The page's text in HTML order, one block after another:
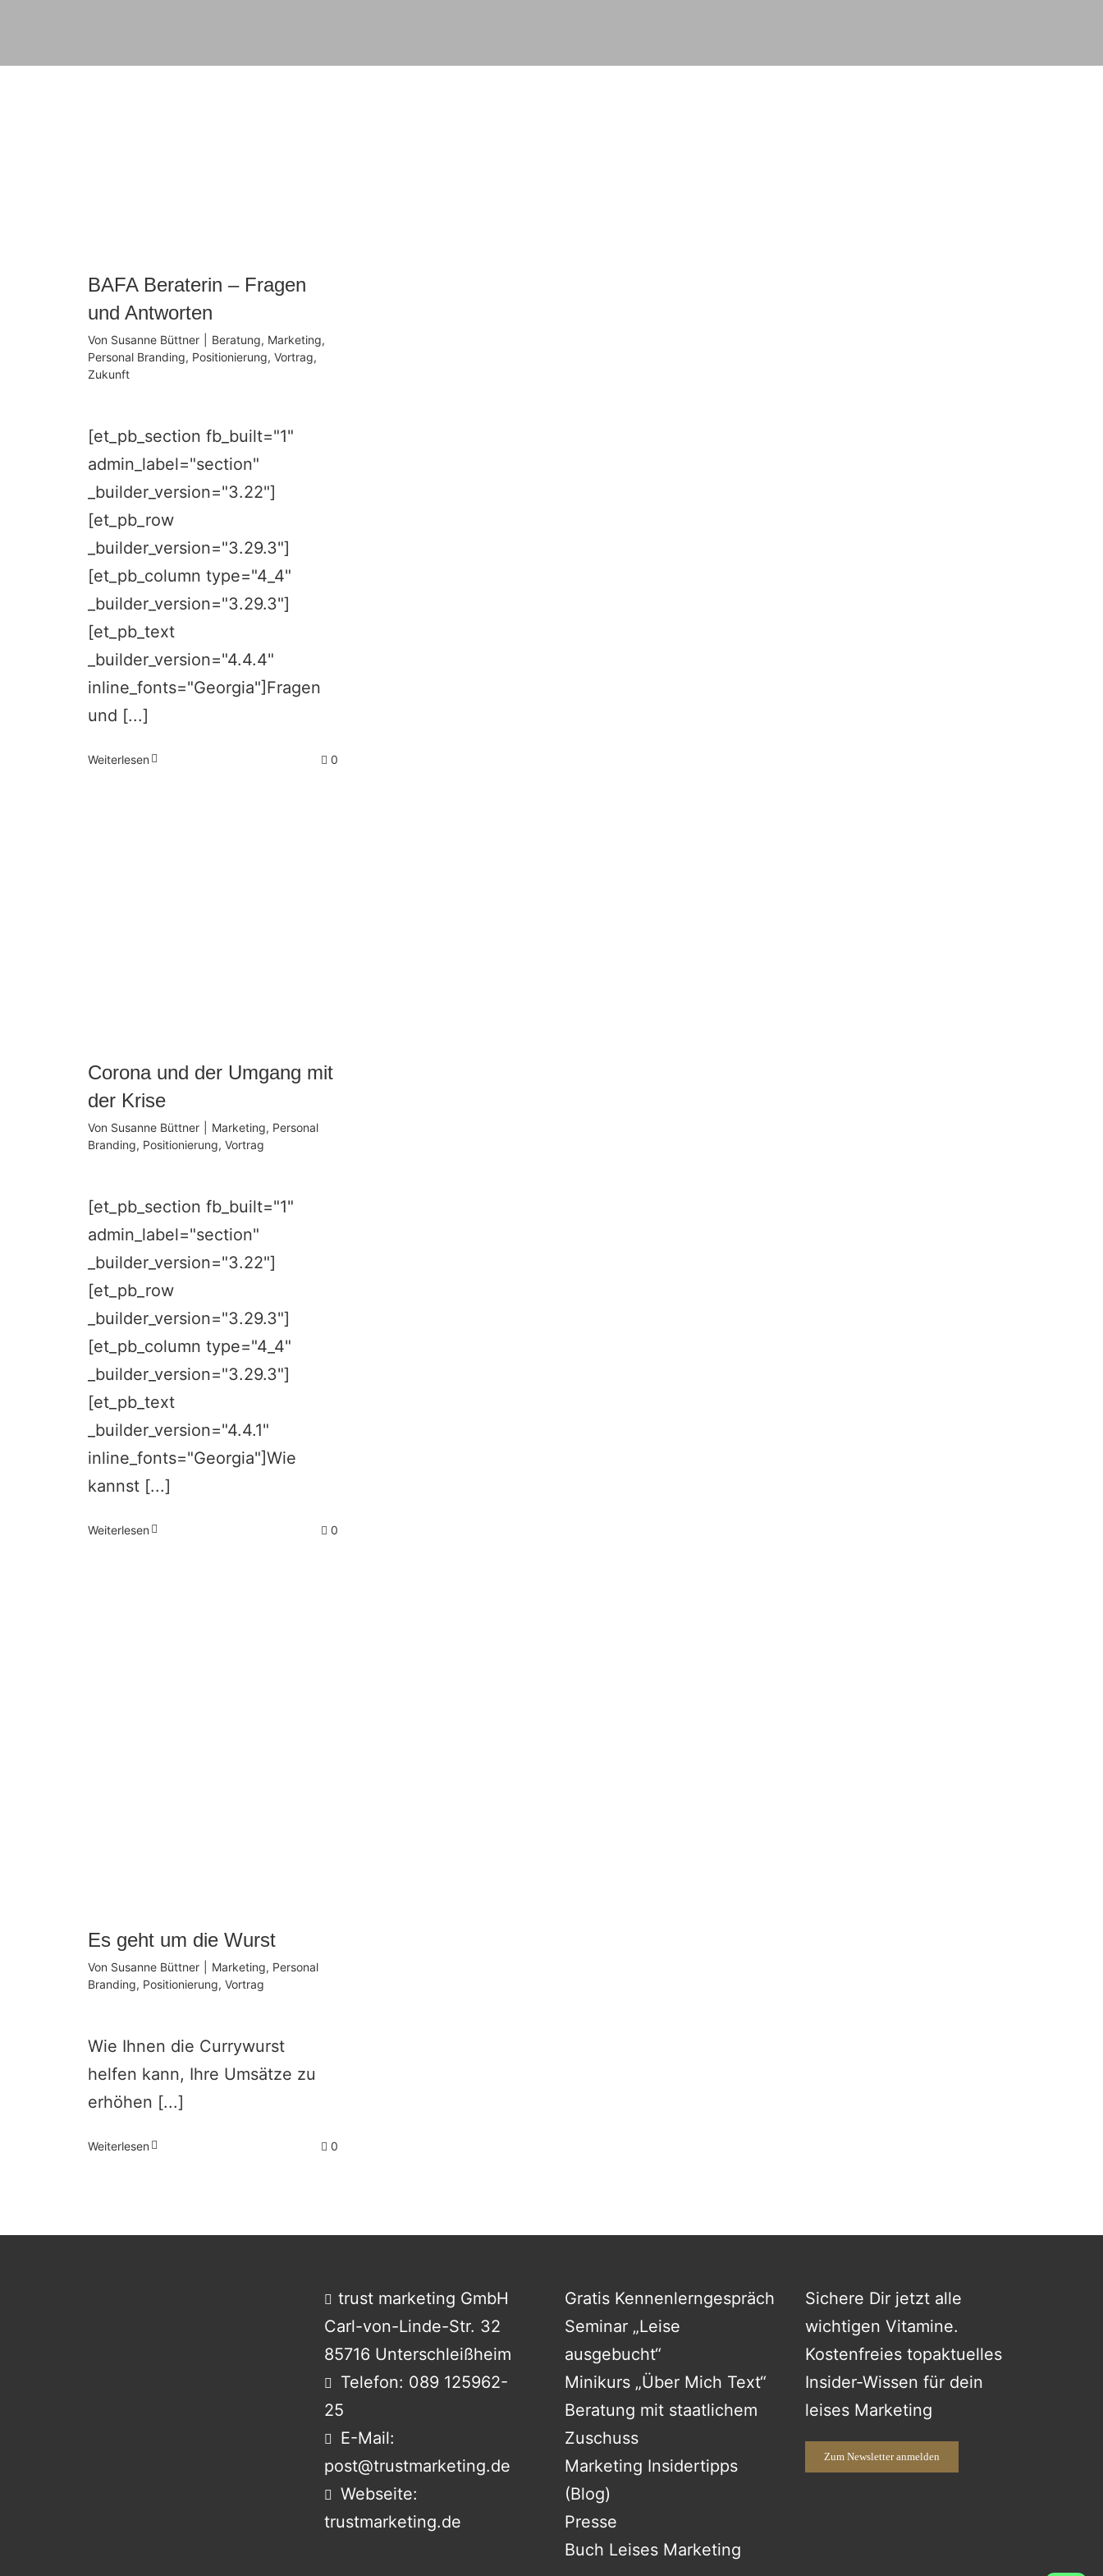
BAFA Beraterin – Fragen
und Antworten
Von Susanne Büttner Beratung, Marketing,
Personal Branding, Positionierung,Vortrag,
Zukunft
[et_pb_section fb_built="1"
admin_label="section"
_builder_version="3.22"]
[et_pb_row
_builder_version="3.29.3"]
[et_pb_column type="4_4"
_builder_version="3.29.3"]
[et_pb_text
_builder_version="4.4.4"
inline_fonts="Georgia"]Fragen
und [...]
Weiterlesen 0
Corona und der Umgang mit
der Krise
Von Susanne Büttner Marketing, Personal
Branding, Positionierung,Vortrag
[et_pb_section fb_built="1"
admin_label="section"
_builder_version="3.22"]
[et_pb_row
_builder_version="3.29.3"]
[et_pb_column type="4_4"
_builder_version="3.29.3"]
[et_pb_text
_builder_version="4.4.1"
inline_fonts="Georgia"]Wie
kannst [...]
Weiterlesen 0
Es geht um die Wurst
Von Susanne Büttner Marketing, Personal
Branding, Positionierung,Vortrag
Wie Ihnen die Currywurst
helfen kann, Ihre Umsätze zu
erhöhen [...]
Weiterlesen 0
trust marketing GmbH
Carl-von-Linde-Str. 32
85716 Unterschleißheim
Telefon: 089 125962-
25
E-Mail:
post@trustmarketing.de
Webseite:
trustmarketing.de
Gratis Kennenlerngespräch
Seminar „Leise
ausgebucht“
Minikurs „Über Mich Text“
Beratung mit staatlichem
Zuschuss
Marketing Insidertipps
(Blog)
Presse
Buch Leises Marketing
Sichere Dir jetzt alle
wichtigen Vitamine.
Kostenfreies topaktuelles
Insider-Wissen für dein
leises Marketing
Zum Newsletter anmelden